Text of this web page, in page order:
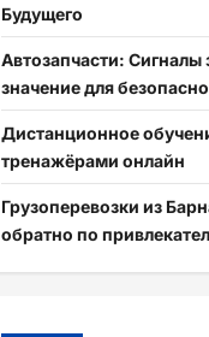
Будущего
Автозапчасти: Сигналы
значение для
Дистанционное
тренажёрами онлайн
Грузоперевозки из
обратно по